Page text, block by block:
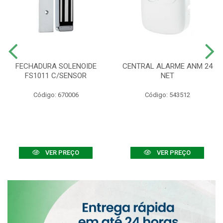
FECHADURA SOLENOIDE
FS1011 C/SENSOR
Código: 670006
VER PREÇO
CENTRAL ALARME ANM 24
NET
Código: 543512
VER PREÇO